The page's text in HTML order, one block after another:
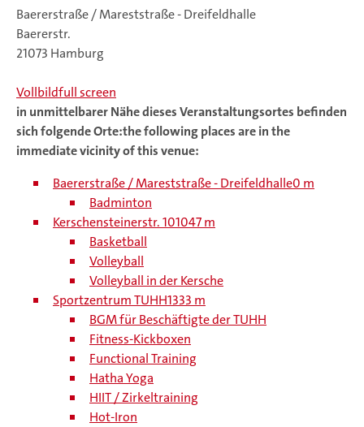
Baererstraße / Mareststraße - Dreifeldhalle
Baererstr.
21073 Hamburg
Vollbildfull screen
in unmittelbarer Nähe dieses Veranstaltungsortes befinden
sich folgende Orte:the following places are in the
immediate vicinity of this venue:
Baererstraße / Mareststraße - Dreifeldhalle0 m
Badminton
Kerschensteinerstr. 101047 m
Basketball
Volleyball
Volleyball in der Kersche
Sportzentrum TUHH1333 m
BGM für Beschäftigte der TUHH
Fitness-Kickboxen
Functional Training
Hatha Yoga
HIIT / Zirkeltraining
Hot-Iron